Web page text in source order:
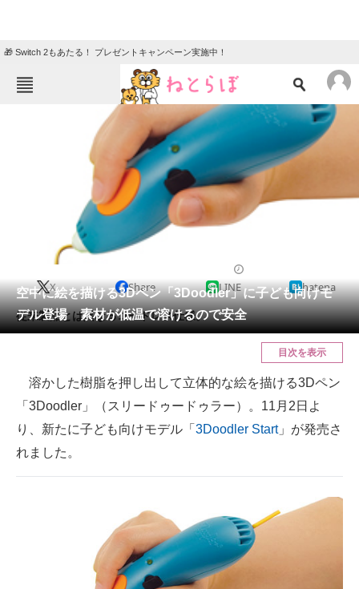
🎁 Switch 2もあたる！ プレゼントキャンペーン実施中！
ねとらぼメニュー
ニュース
クイズ
地域
教育・育児
会員記事
メディア
ITの今と未来を見通す
スマホと通信の最新トレンド
進化するPCとデバイスの未来
ビジネスと働き方のヒント
AI活用のいまが分かる
空中に絵を描ける3Dペン「3Doodler」に子ども向けモ
デル登場 素材が低温で溶けるので安全
X Share LINE hatena
従来製品とは異なるコードレス仕様。
目次を表示
溶かした樹脂を押し出して立体的な絵を描ける3Dペン
「3Doodler」（スリードゥードゥラー）。11月2日よ
り、新たに子ども向けモデル「 3Doodler Start」が発売さ
れました。